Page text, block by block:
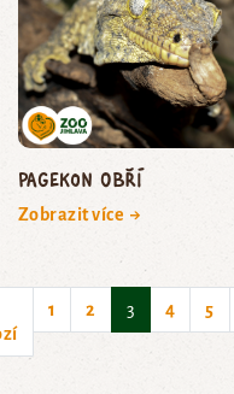
pagekon obří
Zobrazit více →
1 2 3(current)
4 5